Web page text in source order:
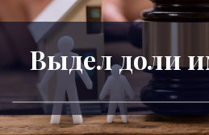
Выдел доли